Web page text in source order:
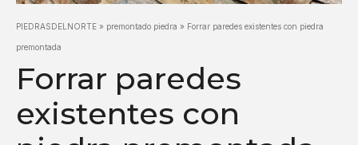
PIEDRASDELNORTE » premontado piedra » Forrar paredes existentes con piedra
premontada
Forrar paredes
existentes con